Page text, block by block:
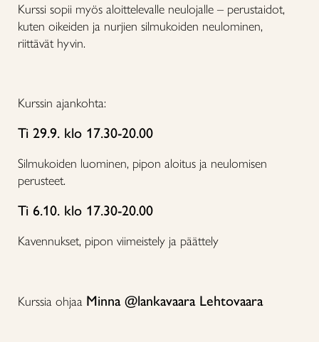
Kurssi sopii myös aloittelevalle neulojalle – perustaidot,
kuten oikeiden ja nurjien silmukoiden neulominen,
riittävät hyvin.
Kurssin ajankohta:
Ti 29.9. klo 17.30-20.00
Silmukoiden luominen, pipon aloitus ja neulomisen
perusteet.
Ti 6.10. klo 17.30-20.00
Kavennukset, pipon viimeistely ja päättely
Kurssia ohjaa Minna @lankavaara Lehtovaara